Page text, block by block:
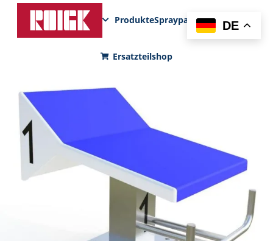
ProdukteSprayparksFunPadNews
Ersatzteilshop
DE